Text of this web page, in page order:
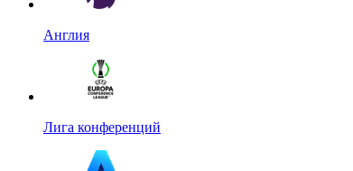
Англия
Лига конференций